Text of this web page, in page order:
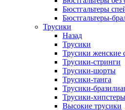
Бюстгальтеры
Бюстгальтеры-
Трусики
Назад
Трусики
Трусики женские
Трусики-стринги
Трусики-шорты
Трусики-танга
Трусики-
Трусики-хипстеры
Высокие трусики